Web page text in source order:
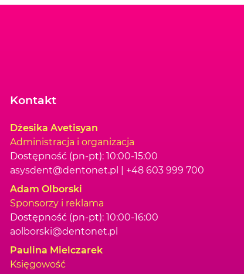
Kontakt
Dżesika Avetisyan
Administracja i organizacja
Dostępność (pn-pt): 10:00-15:00
asysdent@dentonet.pl | +48 603 999 700
Adam Olborski
Sponsorzy i reklama
Dostępność (pn-pt): 10:00-16:00
aolborski@dentonet.pl
Paulina Mielczarek
Księgowość